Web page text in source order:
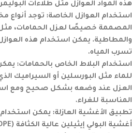
هذه المواد العوازل مثل طلاءات
استخدام العوازل الخاصة: توجد أنواع
المصممة خصيصًا لعزل الحمامات، مثل
والمطاطية. يمكن استخدام هذه
تسرب المياه.
استخدام البلاط الخاص بالحمامات:
للماء مثل البورسلين أو السيراميك
العزل عند وضعه بشكل صحيح ومع
المناسبة للغراء.
تطبيق الأغشية العازلة: يمكن